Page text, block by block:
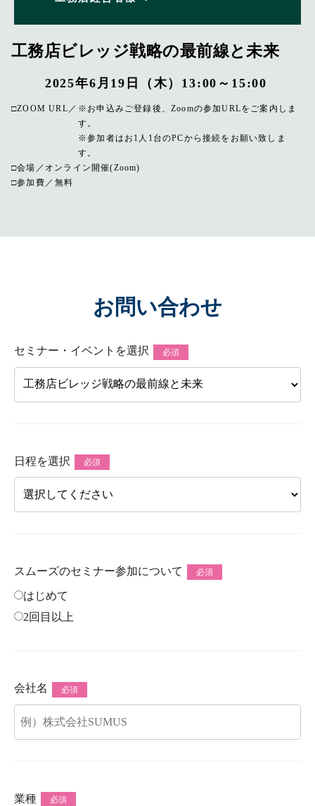
工務店ビレッジ戦略の最前線と未来
2025年6月19日（木）13:00～15:00
ZOOM URL
※お申込みご登録後、Zoomの参加URLをご案内しま
す。
※参加者はお1人1台のPCから接続をお願い致しま
す。
会場
オンライン開催(Zoom)
参加費
無料
お問い合わせ
セミナー・イベントを選択 必須
日程を選択 必須
スムーズのセミナー参加について 必須
はじめて
2回目以上
会社名 必須
業種 必須